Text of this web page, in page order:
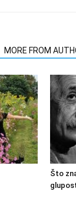
MORE FROM
Što